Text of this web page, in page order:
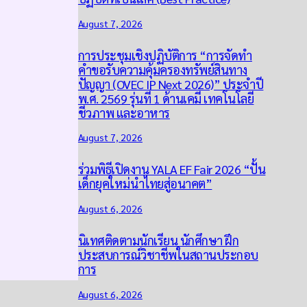
August 7, 2026
การประชุมเชิงปฏิบัติการ “การจัดทำ
คำขอรับความคุ้มครองทรัพย์สินทาง
ปัญญา (OVEC IP Next 2026)” ประจำปี
พ.ศ. 2569 รุ่นที่ 1 ด้านเคมี เทคโนโลยี
ชีวภาพ และอาหาร
August 7, 2026
ร่วมพิธีเปิดงาน YALA EF Fair 2026 “ปั้น
เด็กยุคใหม่นำไทยสู่อนาคต”
August 6, 2026
นิเทศติดตามนักเรียน นักศึกษา ฝึก
ประสบการณ์วิชาชีพในสถานประกอบ
การ
August 6, 2026